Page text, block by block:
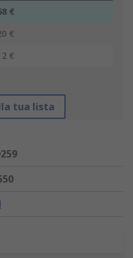
€
€
€
tua lista